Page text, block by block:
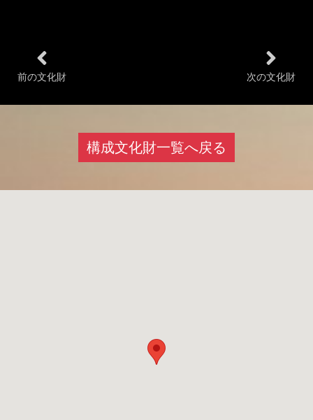
前の文化財 次の文化財
構成文化財一覧へ戻る